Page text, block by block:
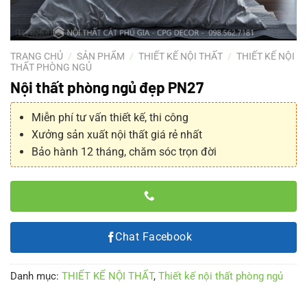
TRANG CHỦ / SẢN PHẨM / THIẾT KẾ NỘI THẤT / THIẾT KẾ NỘI
THẤT PHÒNG NGỦ
Nội thất phòng ngủ đẹp PN27
Miễn phí tư vấn thiết kế, thi công
Xưởng sản xuất nội thất giá rẻ nhất
Bảo hành 12 tháng, chăm sóc trọn đời
Chat Facebook
Danh mục: THIẾT KẾ NỘI THẤT, Thiết kế nội thất phòng ngủ